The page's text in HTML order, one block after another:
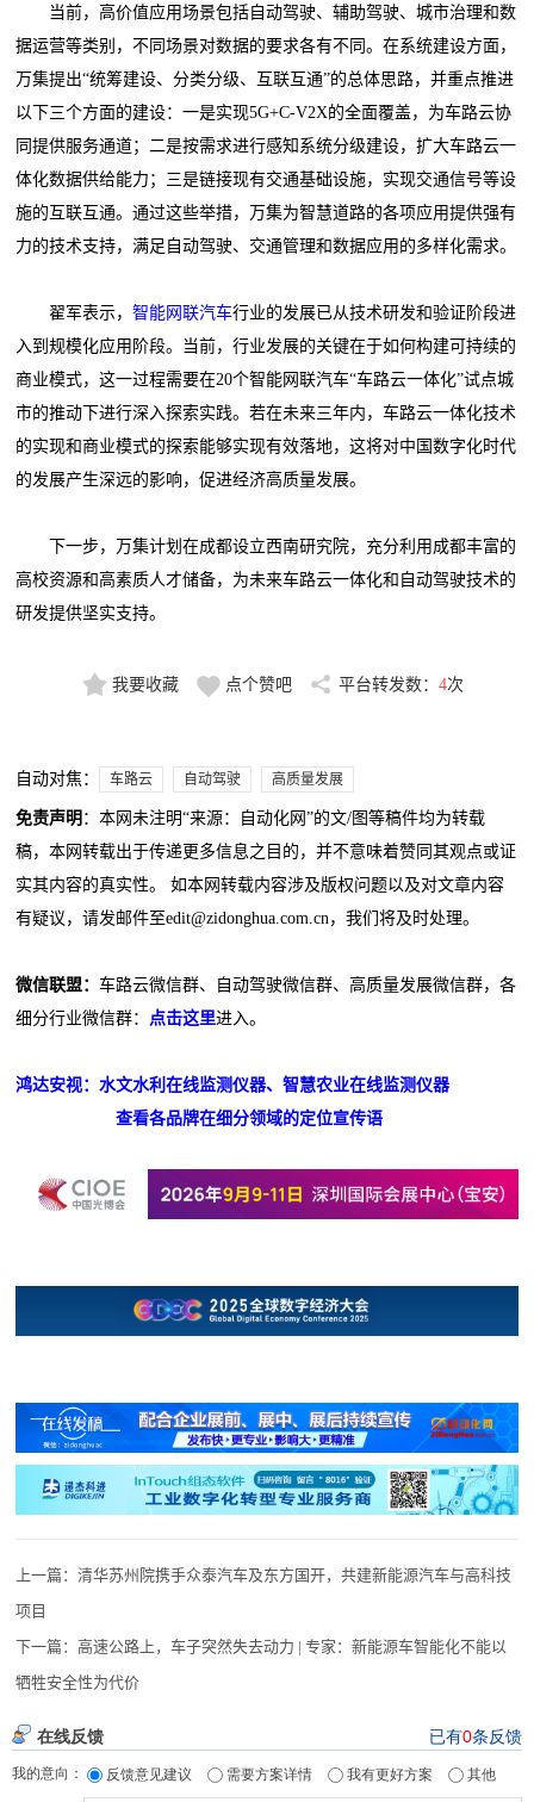
当前，高价值应用场景包括自动驾驶、辅助驾驶、城市治理和数
据运营等类别，不同场景对数据的要求各有不同。在系统建设方面，
万集提出“统筹建设、分类分级、互联互通”的总体思路，并重点推进
以下三个方面的建设：一是实现5G+C-V2X的全面覆盖，为车路云协
同提供服务通道；二是按需求进行感知系统分级建设，扩大车路云一
体化数据供给能力；三是链接现有交通基础设施，实现交通信号等设
施的互联互通。通过这些举措，万集为智慧道路的各项应用提供强有
力的技术支持，满足自动驾驶、交通管理和数据应用的多样化需求。
翟军表示，智能网联汽车行业的发展已从技术研发和验证阶段进
入到规模化应用阶段。当前，行业发展的关键在于如何构建可持续的
商业模式，这一过程需要在20个智能网联汽车“车路云一体化”试点城
市的推动下进行深入探索实践。若在未来三年内，车路云一体化技术
的实现和商业模式的探索能够实现有效落地，这将对中国数字化时代
的发展产生深远的影响，促进经济高质量发展。
下一步，万集计划在成都设立西南研究院，充分利用成都丰富的
高校资源和高素质人才储备，为未来车路云一体化和自动驾驶技术的
研发提供坚实支持。
我要收藏 点个赞吧 平台转发数： 4次
自动对焦： 车路云 自动驾驶 高质量发展
免责声明 ：本网未注明“来源：自动化网”的文/图等稿件均为转载
稿，本网转载出于传递更多信息之目的，并不意味着赞同其观点或证
实其内容的真实性。 如本网转载内容涉及版权问题以及对文章内容
有疑议，请发邮件至edit@zidonghua.com.cn，我们将及时处理。
微信联盟：车路云微信群、自动驾驶微信群、高质量发展微信群，各
细分行业微信群：
点击这里进入。
鸿达安视：水文水利在线监测仪器、智慧农业在线监测仪器
查看各品牌在细分领域的定位宣传语
上一篇：清华苏州院携手众泰汽车及东方国开，共建新能源汽车与高科技
项目
下一篇：高速公路上，车子突然失去动力 | 专家：新能源车智能化不能以
牺牲安全性为代价